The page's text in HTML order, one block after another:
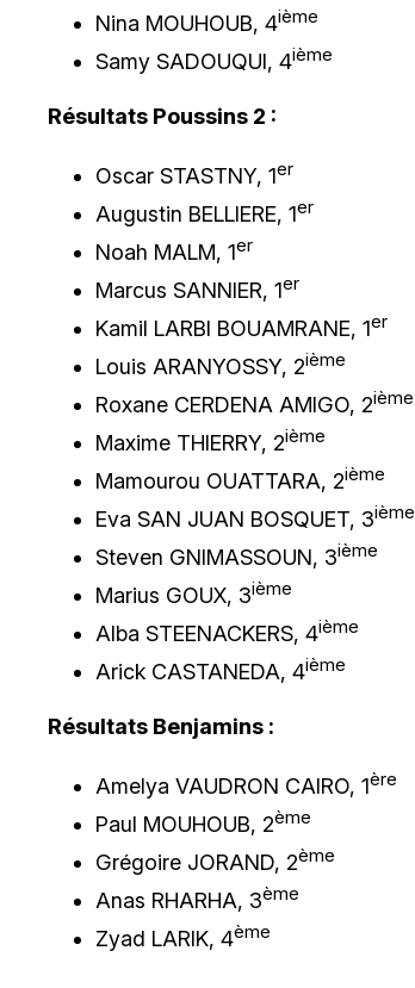
Nina MOUHOUB, 4ième
Samy SADOUQUI, 4ième
Résultats Poussins 2 :
Oscar STASTNY, 1er
Augustin BELLIERE, 1er
Noah MALM, 1er
Marcus SANNIER, 1er
Kamil LARBI BOUAMRANE, 1er
Louis ARANYOSSY, 2ième
Roxane CERDENA AMIGO, 2ième
Maxime THIERRY, 2ième
Mamourou OUATTARA, 2ième
Eva SAN JUAN BOSQUET, 3ième
Steven GNIMASSOUN, 3ième
Marius GOUX, 3ième
Alba STEENACKERS, 4ième
Arick CASTANEDA, 4ième
Résultats Benjamins :
Amelya VAUDRON CAIRO, 1ère
Paul MOUHOUB, 2ème
Grégoire JORAND, 2ème
Anas RHARHA, 3ème
Zyad LARIK, 4ème